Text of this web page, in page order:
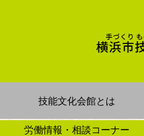
技能文化会館とは
労働情報・相談コーナー